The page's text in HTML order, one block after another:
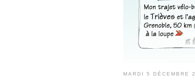
MARDI 5 DÉCEMBRE